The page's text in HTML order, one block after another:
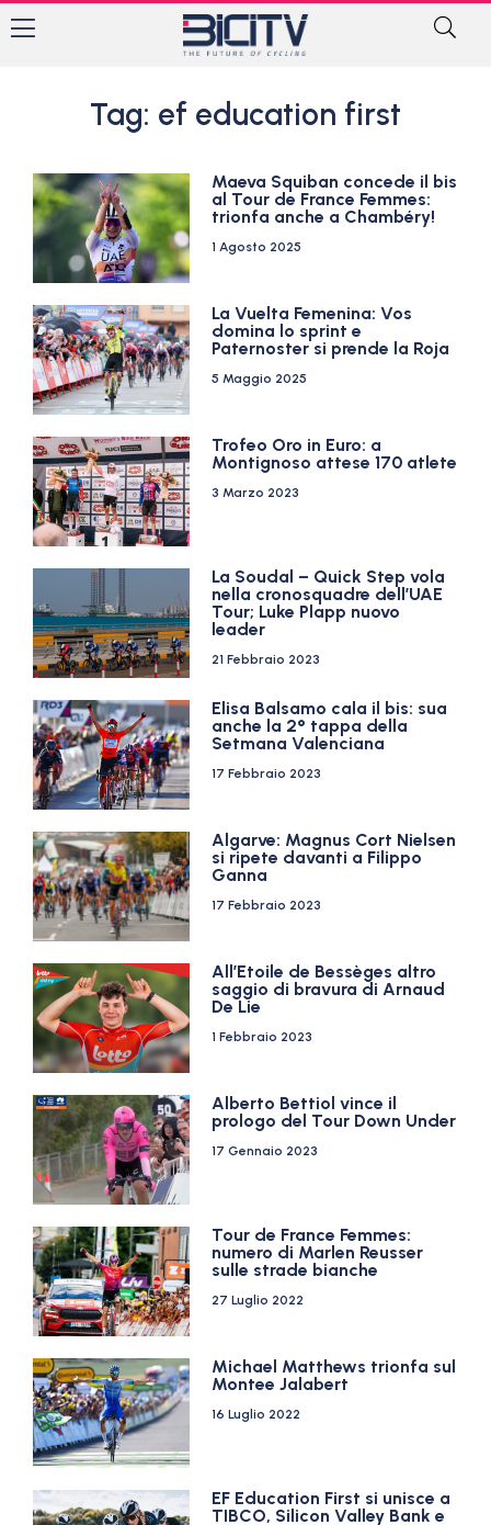
Tag: ef education first
Maeva Squiban concede il bis
al Tour de France Femmes:
trionfa anche a Chambéry!
1 Agosto 2025
La Vuelta Femenina: Vos
domina lo sprint e
Paternoster si prende la Roja
5 Maggio 2025
Trofeo Oro in Euro: a
Montignoso attese 170 atlete
3 Marzo 2023
La Soudal – Quick Step vola
nella cronosquadre dell’UAE
Tour; Luke Plapp nuovo
leader
21 Febbraio 2023
Elisa Balsamo cala il bis: sua
anche la 2° tappa della
Setmana Valenciana
17 Febbraio 2023
Algarve: Magnus Cort Nielsen
si ripete davanti a Filippo
Ganna
17 Febbraio 2023
All’Etoile de Bessèges altro
saggio di bravura di Arnaud
De Lie
1 Febbraio 2023
Alberto Bettiol vince il
prologo del Tour Down Under
17 Gennaio 2023
Tour de France Femmes:
numero di Marlen Reusser
sulle strade bianche
27 Luglio 2022
Michael Matthews trionfa sul
Montee Jalabert
16 Luglio 2022
EF Education First si unisce a
TIBCO, Silicon Valley Bank e